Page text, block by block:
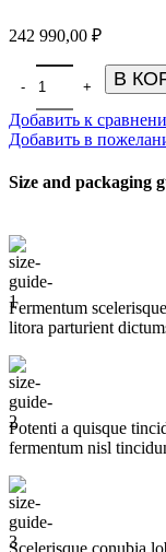
242 990,00 ₽
Количество В
Добавить к
Добавить в
Size and packaging
Fermentum
litora parturient
Potenti a quisque
fermentum nisl